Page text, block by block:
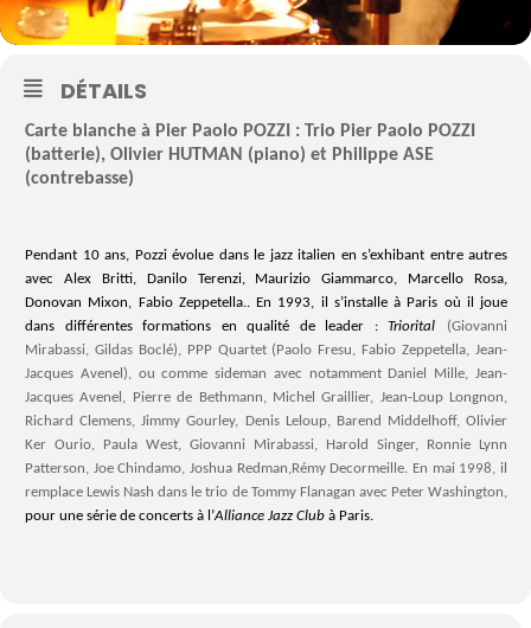
DÉTAILS
Carte blanche à Pier Paolo POZZI : Trio Pier Paolo POZZI
(batterie), Olivier HUTMAN (piano) et Philippe ASE
(contrebasse)
Pendant 10 ans, Pozzi évolue dans le jazz italien en s’exhibant entre autres
avec Alex Britti, Danilo Terenzi, Maurizio Giammarco, Marcello Rosa,
Donovan Mixon, Fabio Zeppetella.. En 1993, il s’installe à Paris où il joue
dans différentes formations en qualité de leader :Triorital
(Giovanni
Mirabassi, Gildas Boclé), PPP Quartet (Paolo Fresu, Fabio Zeppetella, Jean-
Jacques Avenel), ou comme sideman avec notamment Daniel Mille, Jean-
Jacques Avenel, Pierre de Bethmann, Michel Graillier, Jean-Loup Longnon,
Richard Clemens, Jimmy Gourley, Denis Leloup, Barend Middelhoff, Olivier
Ker Ourio, Paula West, Giovanni Mirabassi, Harold Singer, Ronnie Lynn
Patterson, Joe Chindamo, Joshua Redman,Rémy Decormeille. En mai 1998, il
remplace Lewis Nash dans le trio de Tommy Flanagan avec Peter Washington,
pour une série de concerts à l’Alliance Jazz Club à Paris.